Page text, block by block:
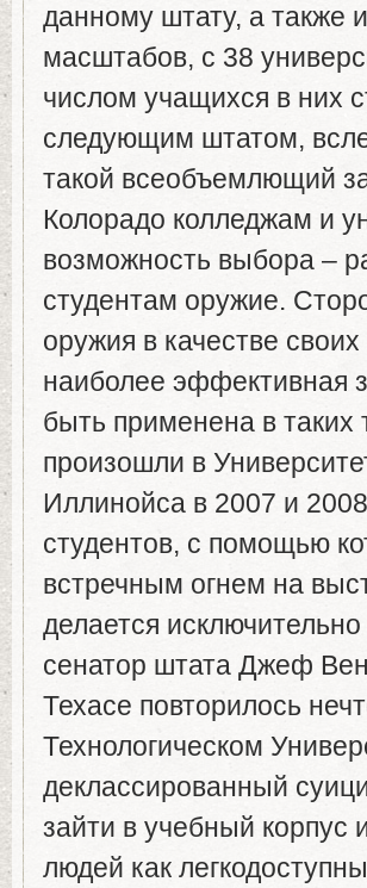
данному штату, а также
масштабов, с 38
числом учащихся в них
следующим штатом,
такой всеобъемлющий
Колорадо колледжам и
возможность выбора –
студентам оружие.
оружия в качестве
наиболее эффективная
быть применена в таких
произошли в
Иллинойса в 2007 и
студентов, с помощью
встречным огнем на
делается
сенатор штата Джеф
Техасе повторилось
Технологическом
деклассированный
зайти в учебный корпус
людей как